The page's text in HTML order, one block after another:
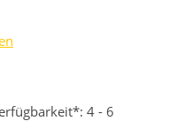
4 - 6